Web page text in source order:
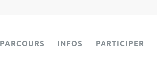
PARCOURS INFOS PARTICIPER